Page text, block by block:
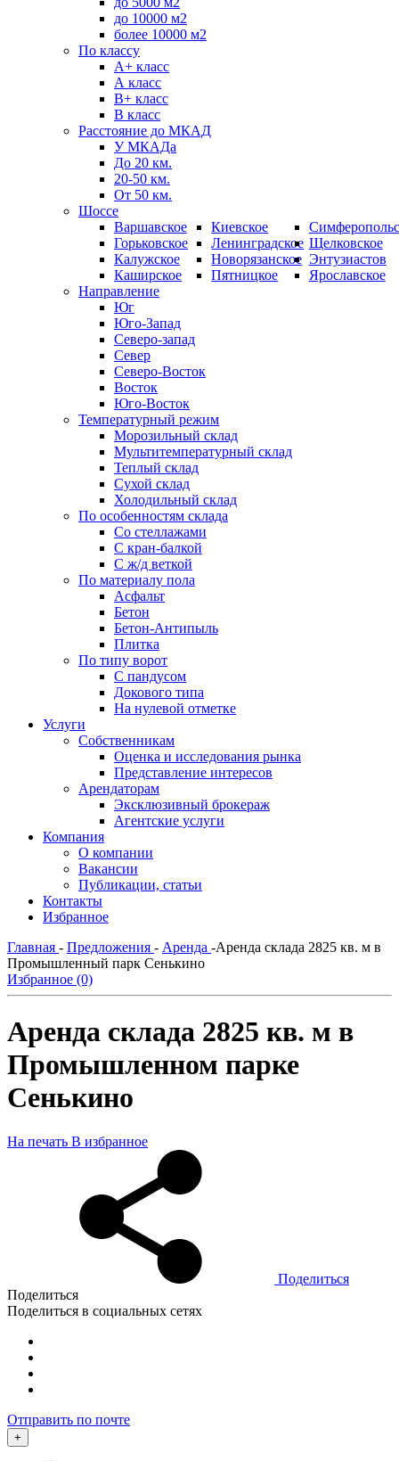
до 10000 м2
более 10000 м2
По классу
A+ класс
А класс
В+ класс
B класс
Расстояние до МКАД
У МКАДа
До 20 км.
20-50 км.
От 50 км.
Шоссе
Варшавское
Горьковское
Калужское
Каширское
Киевское
Ленинградское
Новорязанское
Пятницкое
Щелковское
Энтузиастов
Ярославское
Направление
Юг
Юго-Запад
Северо-запад
Север
Северо-Восток
Восток
Юго-Восток
Температурный режим
Морозильный склад
Мультитемпературный склад
Теплый склад
Сухой склад
Холодильный склад
По особенностям склада
Со стеллажами
С кран-балкой
С ж/д веткой
По материалу пола
Асфальт
Бетон
Бетон-Антипыль
Плитка
По типу ворот
С пандусом
Докового типа
На нулевой отметке
Услуги
Собственникам
Оценка и исследования рынка
Представление интересов
Арендаторам
Эксклюзивный брокераж
Агентские услуги
Компания
О компании
Вакансии
Публикации, статьи
Контакты
Избранное
Главная - Предложения - Аренда -Аренда склада 2825 кв. м в
Промышленный парк Сенькино
Избранное (0)
Аренда склада 2825 кв. м в
Промышленном парке
Сенькино
На печать В избранное
Поделиться
Поделиться
Поделиться в социальных сетях
Отправить по почте
+